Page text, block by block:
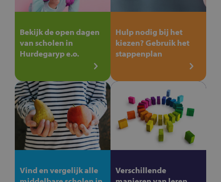
Bekijk de open dagen
van scholen in
Hurdegaryp e.o.
Hulp nodig bij het
kiezen? Gebruik het
stappenplan
Vind en vergelijk alle
Verschillende